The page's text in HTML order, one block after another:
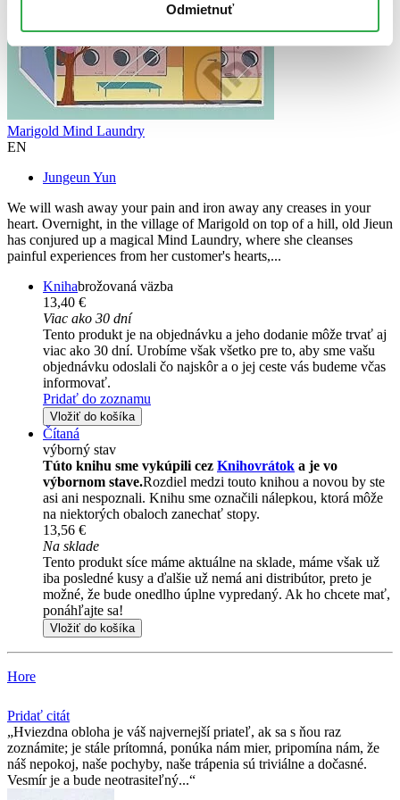
Odmietnuť
Marigold Mind Laundry
EN
Jungeun Yun
We will wash away your pain and iron away any creases in your
heart. Overnight, in the village of Marigold on top of a hill, old Jieun
has conjured up a magical Mind Laundry, where she cleanses
painful experiences from her customer's hearts,...
Knihabrožovaná väzba
13,40 €
Viac ako 30 dní
Tento produkt je na objednávku a jeho dodanie môže trvať aj
viac ako 30 dní. Urobíme však všetko pre to, aby sme vašu
objednávku odoslali čo najskôr a o jej ceste vás budeme včas
informovať.
Pridať do zoznamu
Vložiť do košíka
Čítaná
výborný stav
Túto knihu sme vykúpili cez Knihovrátok a je vo
výbornom stave.Rozdiel medzi touto knihou a novou by ste
asi ani nespoznali. Knihu sme označili nálepkou, ktorá môže
na niektorých obaloch zanechať stopy.
13,56 €
Na sklade
Tento produkt síce máme aktuálne na sklade, máme však už
iba posledné kusy a ďalšie už nemá ani distribútor, preto je
možné, že bude onedlho úplne vypredaný. Ak ho chcete mať,
ponáhľajte sa!
Vložiť do košíka
Hore
Pridať citát
Hviezdna obloha je váš najvernejší priateľ, ak sa s ňou raz
zoznámite; je stále prítomná, ponúka nám mier, pripomína nám, že
náš nepokoj, naše pochyby, naše trápenia sú triviálne a dočasné.
Vesmír je a bude neotrasiteľný...